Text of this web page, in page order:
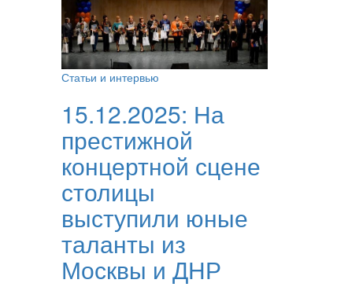
Статьи и интервью
15.12.2025: На
престижной
концертной сцене
столицы
выступили юные
таланты из
Москвы и ДНР